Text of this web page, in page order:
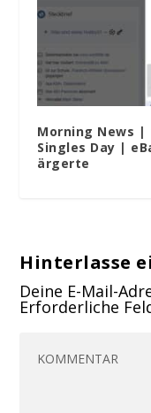
Morning News |
Singles Day |
ärgerte
Hinterlasse
Deine E-Mail-
Erforderliche